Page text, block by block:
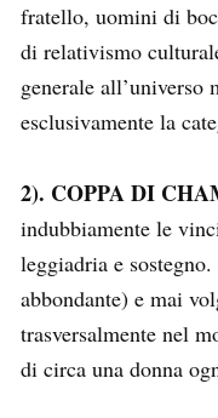
fratello, uomini di
di relativismo
generale all’universo
esclusivamente la
2). COPPA DI
indubbiamente le
leggiadria e
abbondante) e mai
trasversalmente nel
di circa una donna